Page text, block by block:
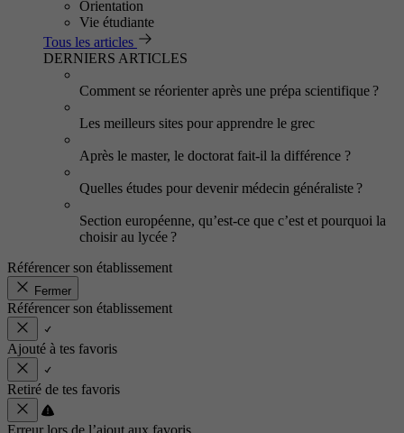
Orientation
Vie étudiante
Tous les articles
DERNIERS ARTICLES
Comment se réorienter après une prépa scientifique ?
Les meilleurs sites pour apprendre le grec
Après le master, le doctorat fait-il la différence ?
Quelles études pour devenir médecin généraliste ?
Section européenne, qu’est-ce que c’est et pourquoi la
choisir au lycée ?
Référencer son établissement
Fermer
Référencer son établissement
Ajouté à tes favoris
Retiré de tes favoris
Erreur lors de l’ajout aux favoris